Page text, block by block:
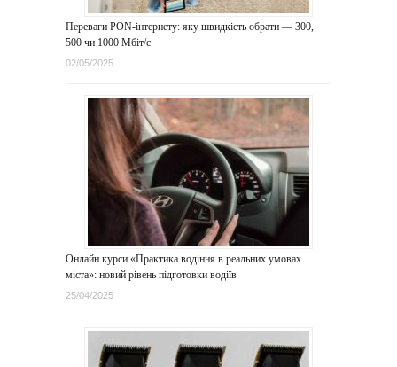
Переваги PON-інтернету: яку швидкість обрати — 300,
500 чи 1000 Мбіт/с
02/05/2025
Онлайн курси «Практика водіння в реальних умовах
міста»: новий рівень підготовки водіїв
25/04/2025